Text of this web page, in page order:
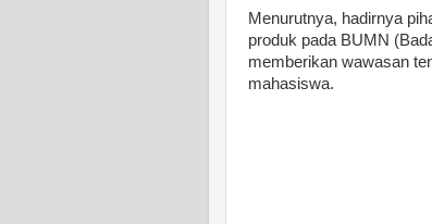
Menurutnya, hadirnya
produk pada BUMN
memberikan wawasan
mahasiswa.